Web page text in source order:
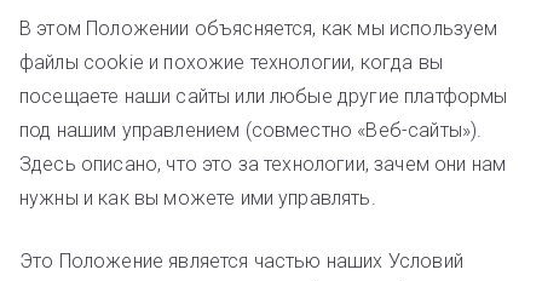
В этом Положении объясняется, как мы используем
файлы cookie и похожие технологии, когда вы
посещаете наши сайты или любые другие платформы
под нашим управлением (совместно «Веб-сайты»).
Здесь описано, что это за технологии, зачем они нам
нужны и как вы можете ими управлять.
Это Положение является частью наших Условий